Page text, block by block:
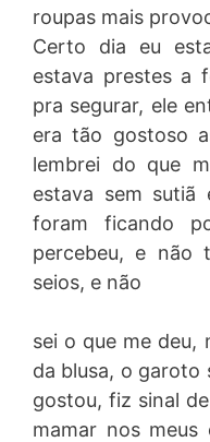
roupas mais
Certo dia eu
estava prestes a
pra segurar, ele
era tão gostoso
lembrei do que
estava sem sutiã
foram ficando
percebeu, e não
seios, e não
sei o que me deu,
da blusa, o garoto
gostou, fiz sinal
mamar nos meus